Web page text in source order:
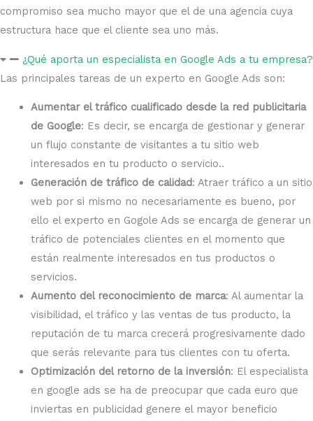
compromiso sea mucho mayor que el de una agencia cuya
estructura hace que el cliente sea uno más.
¿Qué aporta un especialista en Google Ads a tu empresa?
Las principales tareas de un experto en Google Ads son:
Aumentar el tráfico cualificado desde la red publicitaria
de Google: Es decir, se encarga de gestionar y generar
un flujo constante de visitantes a tu sitio web
interesados en tu producto o servicio..
Generación de tráfico de calidad: Atraer tráfico a un sitio
web por si mismo no necesariamente es bueno, por
ello el experto en Gogole Ads se encarga de generar un
tráfico de potenciales clientes en el momento que
están realmente interesados en tus productos o
servicios.
Aumento del reconocimiento de marca: Al aumentar la
visibilidad, el tráfico y las ventas de tus producto, la
reputación de tu marca crecerá progresivamente dado
que serás relevante para tus clientes con tu oferta.
Optimización del retorno de la inversión: El especialista
en google ads se ha de preocupar que cada euro que
inviertas en publicidad genere el mayor beneficio